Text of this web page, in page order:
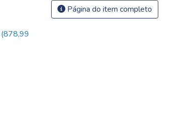
(878,99
Página do item completo